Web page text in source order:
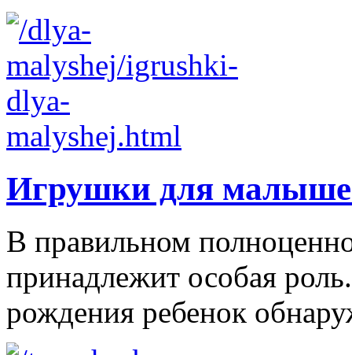
Игрушки для
В правильном
принадлежит особая
рождения ребенок